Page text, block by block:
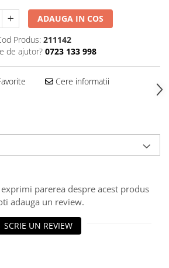
fațade
ADAUGA IN COS
Produs: 211142
de ajutor? 0723 133 998
Cere informatii
parerea despre acest produs
adauga un review.
SCRIE UN REVIEW